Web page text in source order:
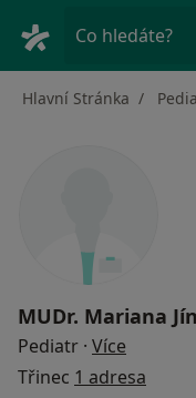
Co hledáte?
Hlavní Stránka
MUDr. Mariana
Pediatr · Více
Třinec 1 adresa